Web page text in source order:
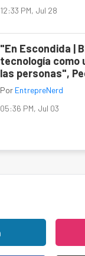
12:33 PM, Jul 28
"En Escondida |
tecnología como
las personas",
Por EntrepreNerd
05:36 PM, Jul 03